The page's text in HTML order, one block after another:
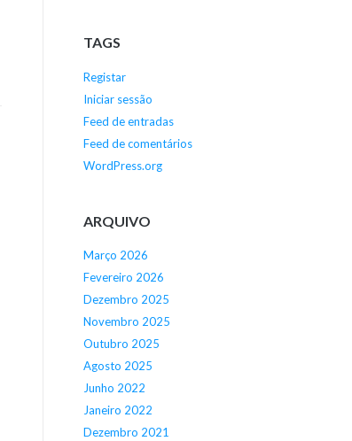
TAGS
Registar
Iniciar sessão
Feed de entradas
Feed de comentários
WordPress.org
ARQUIVO
Março 2026
Fevereiro 2026
Dezembro 2025
Novembro 2025
Outubro 2025
Agosto 2025
Junho 2022
Janeiro 2022
Dezembro 2021